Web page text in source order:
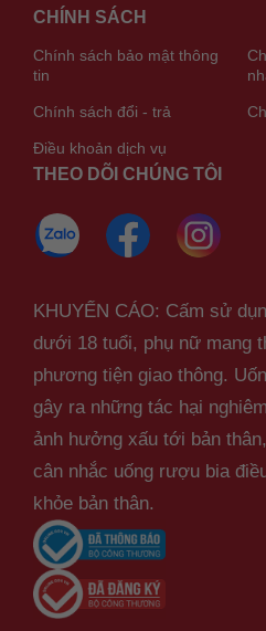
CHÍNH SÁCH
Chính sách bảo mật thông
tin
Chính sách đổi - trả
Điều khoản dịch vụ
THEO DÕI CHÚNG TÔI
KHUYẾN CÁO: Cấm sử
dưới 18 tuổi, phụ nữ mang
phương tiện giao thông.
gây ra những tác hại
ảnh hưởng xấu tới bản
cân nhắc uống rượu bia
khỏe bản thân.